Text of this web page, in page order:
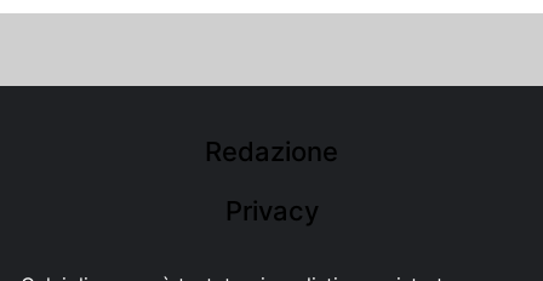
Redazione
Privacy